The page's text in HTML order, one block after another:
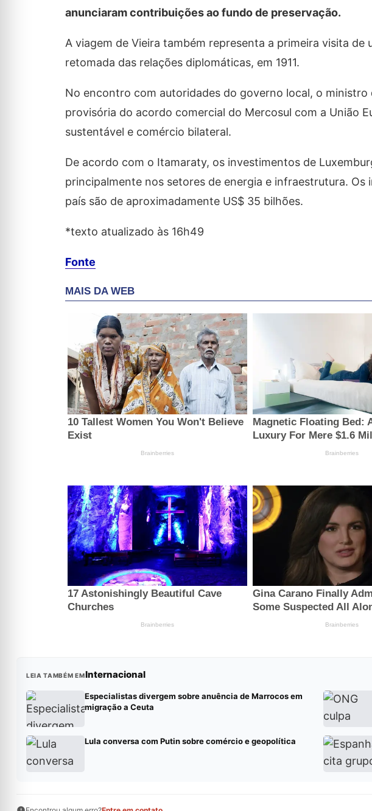
anunciaram contribuições ao fundo de preservação.
A viagem de Vieira também representa a primeira visita
retomada das relações diplomáticas, em 1911.
No encontro com autoridades do governo local, o ministro
provisória do acordo comercial do Mercosul com a União
sustentável e comércio bilateral.
De acordo com o Itamaraty, os investimentos de
principalmente nos setores de energia e infraestrutura. Os
país são de aproximadamente US$ 35 bilhões.
*texto atualizado às 16h49
Fonte
LEIA TAMBÉM EMInternacional
Especialistas divergem sobre anuência de Marrocos em
migração a Ceuta
Lula conversa com Putin sobre comércio e geopolítica